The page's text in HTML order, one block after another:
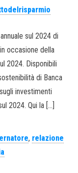
sul 2024 di
occasione della
2024. Disponibili
di Banca
investimenti
2024. Qui la […]
, relazione